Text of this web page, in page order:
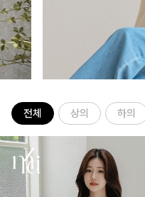
전체 상의 하의